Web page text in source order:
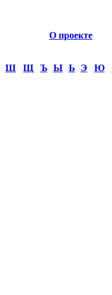
О проекте
Ш Щ Ъ Ы Ь Э Ю